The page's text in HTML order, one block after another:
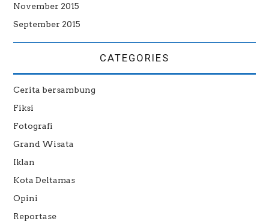
November 2015
September 2015
CATEGORIES
Cerita bersambung
Fiksi
Fotografi
Grand Wisata
Iklan
Kota Deltamas
Opini
Reportase